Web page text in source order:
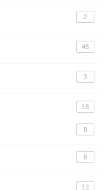
2
45
3
18
8
8
12